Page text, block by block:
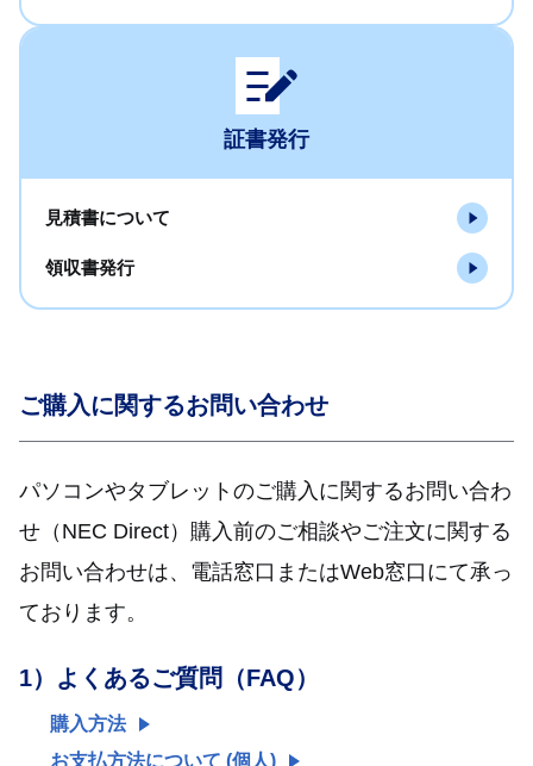
証書発行
見積書について
領収書発行
ご購入に関するお問い合わせ
パソコンやタブレットのご購入に関するお問い合わ
せ（NEC Direct）購入前のご相談やご注文に関する
お問い合わせは、 電話窓口またはWeb窓口にて承っ
ております。
1） よくあるご質問（FAQ）
購入方法
お支払方法について (個人)